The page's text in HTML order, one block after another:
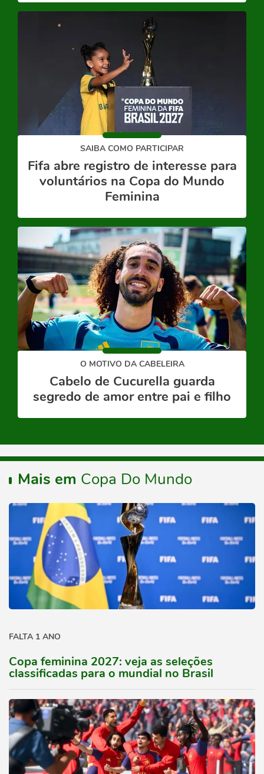
SAIBA COMO PARTICIPAR
Fifa abre registro de interesse para
voluntários na Copa do Mundo
Feminina
O MOTIVO DA CABELEIRA
Cabelo de Cucurella guarda
segredo de amor entre pai e filho
Mais em Copa Do Mundo
FALTA 1 ANO
Copa feminina 2027: veja as seleções
classificadas para o mundial no Brasil